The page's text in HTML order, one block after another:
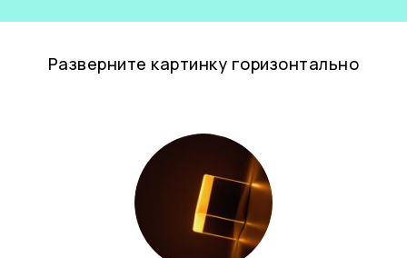
Разверните картинку горизонтально